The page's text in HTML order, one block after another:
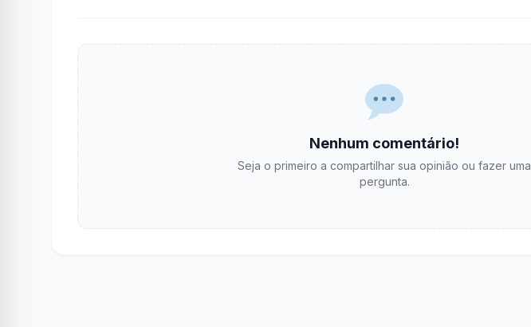
Nenhum comentário!
Seja o primeiro a compartilhar sua opinião ou fazer uma
pergunta.